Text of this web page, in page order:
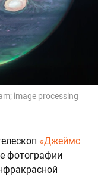
image processing
«Джеймс
фотографии